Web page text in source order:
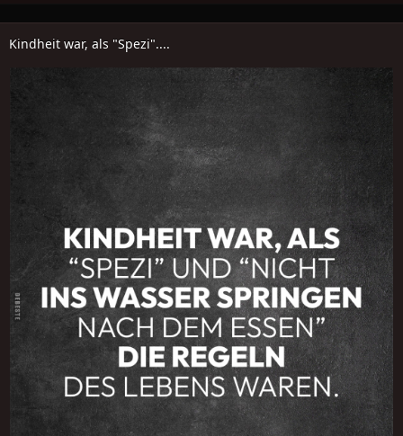
Kindheit war, als "Spezi"....